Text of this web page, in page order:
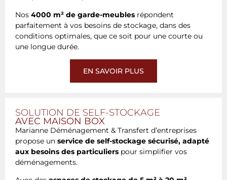
Nos 4000 m² de garde-meubles répondent
parfaitement à vos besoins de stockage, dans des
conditions optimales, que ce soit pour une courte ou
une longue durée.
EN SAVOIR PLUS
SOLUTION DE SELF-STOCKAGE
AVEC MAISON BOX
Marianne Déménagement & Transfert d’entreprises
propose un service de self-stockage sécurisé, adapté
aux besoins des particuliers pour simplifier vos
déménagements.